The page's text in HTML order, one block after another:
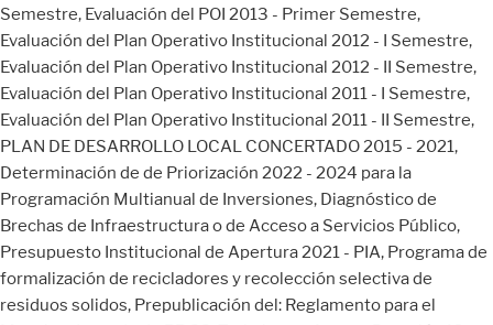
Semestre, Evaluación del POI 2013 - Primer Semestre,
Evaluación del Plan Operativo Institucional 2012 - I Semestre,
Evaluación del Plan Operativo Institucional 2012 - II Semestre,
Evaluación del Plan Operativo Institucional 2011 - I Semestre,
Evaluación del Plan Operativo Institucional 2011 - II Semestre,
PLAN DE DESARROLLO LOCAL CONCERTADO 2015 - 2021,
Determinación de de Priorización 2022 - 2024 para la
Programación Multianual de Inversiones, Diagnóstico de
Brechas de Infraestructura o de Acceso a Servicios Público,
Presupuesto Institucional de Apertura 2021 - PIA, Programa de
formalización de recicladores y recolección selectiva de
residuos solidos, Prepublicación del: Reglamento para el